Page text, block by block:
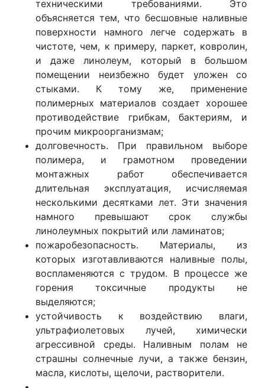
техническими требованиями. Это
объясняется тем, что бесшовные наливные
поверхности намного легче содержать в
чистоте, чем, к примеру, паркет, ковролин,
и даже линолеум, который в большом
помещении неизбежно будет уложен со
стыками. К тому же, применение
полимерных материалов создает хорошее
противодействие грибкам, бактериям, и
прочим микроорганизмам;
долговечность. При правильном выборе
полимера, и грамотном проведении
монтажных работ обеспечивается
длительная эксплуатация, исчисляемая
несколькими десятками лет. Эти значения
намного превышают срок службы
линолеумных покрытий или ламинатов;
пожаробезопасность. Материалы, из
которых изготавливаются наливные полы,
воспламеняются с трудом. В процессе же
горения токсичные продукты не
выделяются;
устойчивость к воздействию влаги,
ультрафиолетовых лучей, химически
агрессивной среды. Наливным полам не
страшны солнечные лучи, а также бензин,
масла, кислоты, щелочи, растворители.